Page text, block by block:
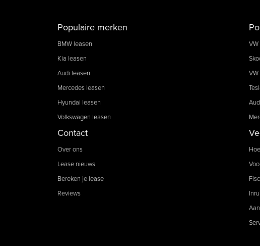
Populaire merken
BMW leasen
Kia leasen
Audi leasen
Mercedes leasen
Hyundai leasen
Volkswagen leasen
Contact
Over ons
Lease nieuws
Bereken je lease
Reviews